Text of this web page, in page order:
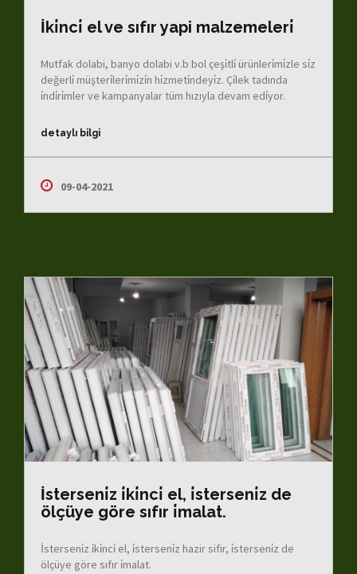
İki̇nci̇ el ve sıfır yapi malzemeleri̇
Mutfak dolabi, banyo dolabi v.b bol çeşi̇tli̇ ürünleri̇mi̇zle si̇z
değerli̇ müşteri̇leri̇mi̇zi̇n hi̇zmeti̇ndeyi̇z. Çi̇lek tadında
i̇ndi̇ri̇mler ve kampanyalar tüm hızıyla devam edi̇yor.
detaylı bilgi
09-04-2021
İsterseni̇z i̇ki̇nci̇ el, i̇sterseni̇z de
ölçüye göre sıfır i̇malat.
İsterseni̇z i̇ki̇nci̇ el, i̇sterseni̇z hazir sifir, i̇sterseni̇z de
ölçüye göre sıfır i̇malat.